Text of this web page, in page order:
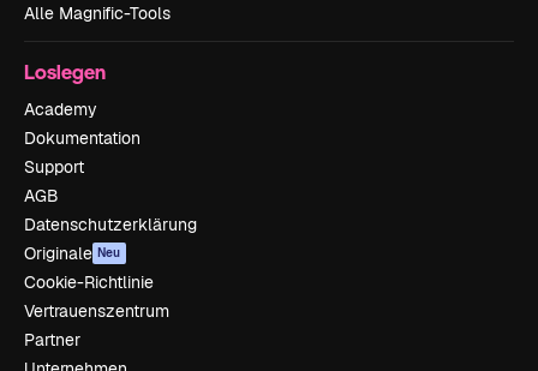
Alle Magnific-Tools
Loslegen
Academy
Dokumentation
Support
AGB
Datenschutzerklärung
Originale Neu
Cookie-Richtlinie
Vertrauenszentrum
Partner